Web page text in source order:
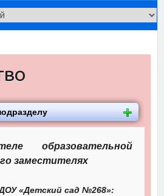
образовательной
заместителях
«Детский сад №268»: